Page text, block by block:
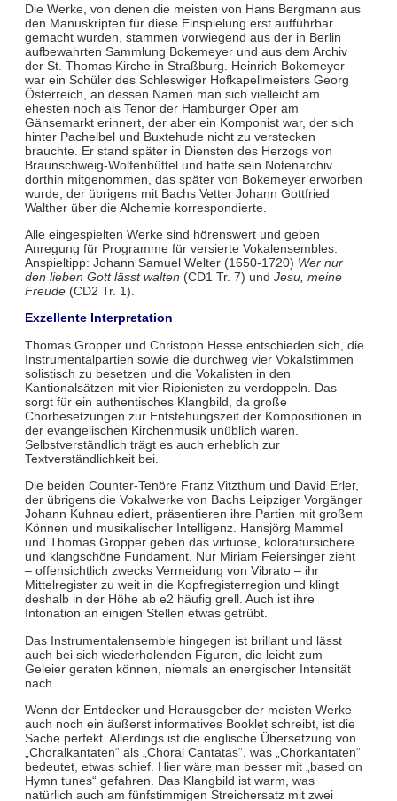
Die Werke, von denen die meisten von Hans Bergmann aus
den Manuskripten für diese Einspielung erst aufführbar
gemacht wurden, stammen vorwiegend aus der in Berlin
aufbewahrten Sammlung Bokemeyer und aus dem Archiv
der St. Thomas Kirche in Straßburg. Heinrich Bokemeyer
war ein Schüler des Schleswiger Hofkapellmeisters Georg
Österreich, an dessen Namen man sich vielleicht am
ehesten noch als Tenor der Hamburger Oper am
Gänsemarkt erinnert, der aber ein Komponist war, der sich
hinter Pachelbel und Buxtehude nicht zu verstecken
brauchte. Er stand später in Diensten des Herzogs von
Braunschweig-Wolfenbüttel und hatte sein Notenarchiv
dorthin mitgenommen, das später von Bokemeyer erworben
wurde, der übrigens mit Bachs Vetter Johann Gottfried
Walther über die Alchemie korrespondierte.
Alle eingespielten Werke sind hörenswert und geben
Anregung für Programme für versierte Vokalensembles.
Anspieltipp: Johann Samuel Welter (1650-1720) Wer nur
den lieben Gott lässt walten (CD1 Tr. 7) und Jesu, meine
Freude(CD2 Tr. 1).
Exzellente Interpretation
Thomas Gropper und Christoph Hesse entschieden sich, die
Instrumentalpartien sowie die durchweg vier Vokalstimmen
solistisch zu besetzen und die Vokalisten in den
Kantionalsätzen mit vier Ripienisten zu verdoppeln. Das
sorgt für ein authentisches Klangbild, da große
Chorbesetzungen zur Entstehungszeit der Kompositionen in
der evangelischen Kirchenmusik unüblich waren.
Selbstverständlich trägt es auch erheblich zur
Textverständlichkeit bei.
Die beiden Counter-Tenöre Franz Vitzthum und David Erler,
der übrigens die Vokalwerke von Bachs Leipziger Vorgänger
Johann Kuhnau ediert, präsentieren ihre Partien mit großem
Können und musikalischer Intelligenz. Hansjörg Mammel
und Thomas Gropper geben das virtuose, koloratursichere
und klangschöne Fundament. Nur Miriam Feiersinger zieht
– offensichtlich zwecks Vermeidung von Vibrato – ihr
Mittelregister zu weit in die Kopfregisterregion und klingt
deshalb in der Höhe ab e2 häufig grell. Auch ist ihre
Intonation an einigen Stellen etwas getrübt.
Das Instrumentalensemble hingegen ist brillant und lässt
auch bei sich wiederholenden Figuren, die leicht zum
Geleier geraten können, niemals an energischer Intensität
nach.
Wenn der Entdecker und Herausgeber der meisten Werke
auch noch ein äußerst informatives Booklet schreibt, ist die
Sache perfekt. Allerdings ist die englische Übersetzung von
„Choralkantaten“ als „Choral Cantatas“, was „Chorkantaten“
bedeutet, etwas schief. Hier wäre man besser mit „based on
Hymn tunes“ gefahren. Das Klangbild ist warm, was
natürlich auch am fünfstimmigen Streichersatz mit zwei